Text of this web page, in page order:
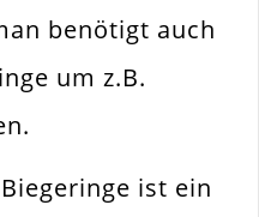
benötigt auch
um z.B.
ist ein